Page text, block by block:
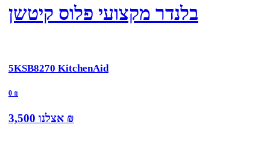
בלנדר מקצועי פלוס קיטשן
5KSB8270 KitchenAid
0 ₪
אצלנו 3,500 ₪